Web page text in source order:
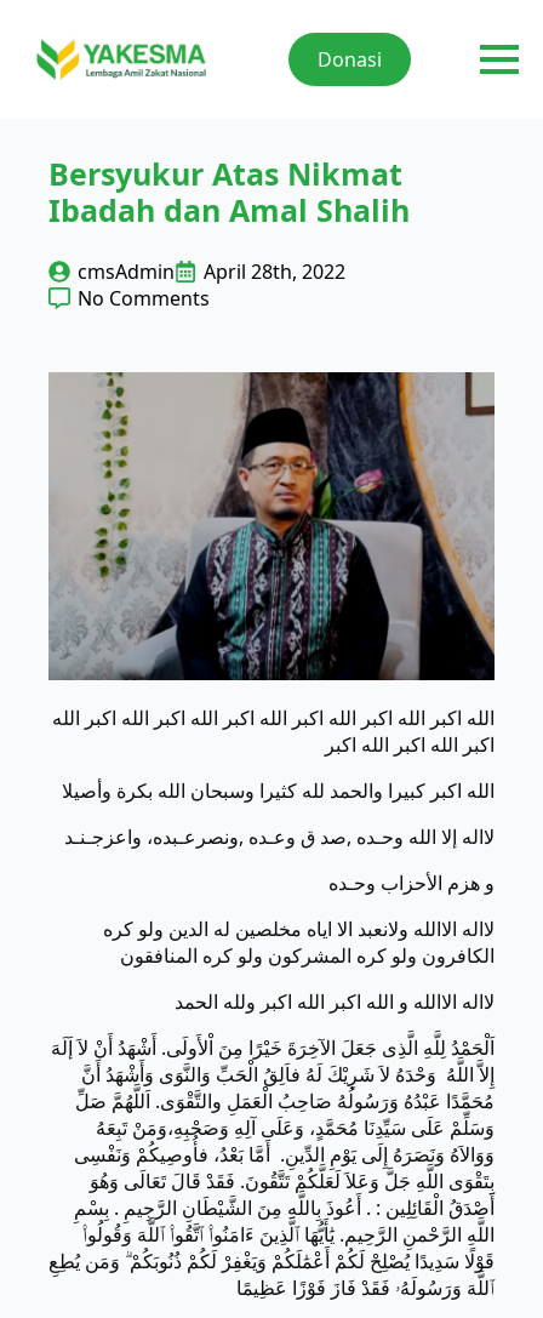
Donasi
Bersyukur Atas Nikmat
Ibadah dan Amal Shalih
cmsAdmin
April 28th, 2022
No Comments
الله اكبر الله اكبر الله اكبر الله اكبر الله اكبر الله اكبر الله
اكبر الله اكبر الله اكبر
الله اكبر كبيرا والحمد لله كثيرا وسبحان الله بكرة وأصيلا
لااله إلا الله وحـده ,صد ق وعـده ,ونصرعـبده، واعزجـنـد
و هزم الأحزاب وحـده
لااله الاالله ولانعبد الا اياه مخلصين له الدين ولو كره
الكافرون ولو كره المشركون ولو كره المنافقون
لااله الاالله و الله اكبر الله اكبر ولله الحمد
اَلْحَمْدُ لِلَّهِ الَّذِى جَعَلَ الآخِرَةَ خَيْرًا مِنَ اْلأَولَى. أَشْهَدُ أَنْ لاَ إَلَهَ
إِلاَّ اللَّهُ وَحْدَهُ لاَ شَرِيْكَ لَهُ فاَلِقُ الْحَبِّ وَالنَّوَى وَأَشْهَدُ أَنَّ
مُحَمَّدًا عَبْدُهُ وَرَسُولُهُ صَاحِبُ الْعَمَلِ والتَّقْوَى. اَللَّهُمَّ صَلِّ
وَسَلِّمْ عَلَى سَيِّدِنَا مُحَمَّدٍ، وَعَلَى آلِهِ وَصَحْبِهِ،وَمَنْ تَبِعَهُ
وَوَالاَهُ وَنَصَرَهُ إِلَى يَوْمِ الدِّينِ. أَمَّا بَعْدُ، فأُوصِيكُمْ وَنَفْسِى
بِتَقْوَى اللَّهِ جَلَّ وَعَلاَ لَعَلَّكُمْ تَتَّقُونَ. فَقَدْ قَالَ تَعَالَى وَهُوَ
أَصْدَقُ الْقَائِلِين : . أَعُوذَ بِاللَّهِ مِنَ الشَّيْطَانِ الرَّجِيمِ . بِسْمِ
اللَّهِ الرَّحْمنِ الرَّحِيم. يَٰأَيُّهَا ٱلَّذِينَ ءَامَنُوا۟ ٱتَّقُوا۟ ٱللَّهَ وَقُولُوا۟
قَوْلًا سَدِيدًا يُصْلِحْ لَكُمْ أَعْمَٰلَكُمْ وَيَغْفِرْ لَكُمْ ذُنُوبَكُمْ ۗ وَمَن يُطِعِ
ٱللَّهَ وَرَسُولَهُۥ فَقَدْ فَازَ فَوْزًا عَظِيمًا